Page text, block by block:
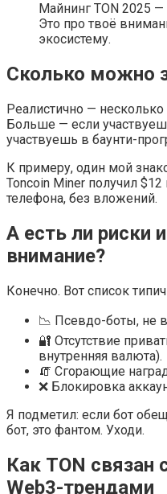
Майнинг TON 2025
Это про твоё
экосистему.
Сколько можно
Реалистично —
Больше — если
участвуешь в баунти-
К примеру, один мой
Toncoin Miner получил
телефона, без вложений.
А есть ли риски
внимание?
Конечно. Вот список
📉 Псевдо-боты, не
🔐 Отсутствие
внутренняя валюта).
🧯 Сгорающие
❌ Блокировка
Я подметил: если бот
бот, это фантом. Уходи.
Как TON связан
Web3-трендами